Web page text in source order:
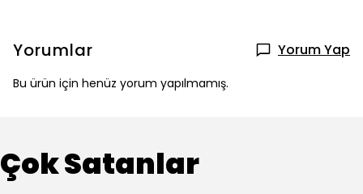
Yorumlar Yorum Yap
Bu ürün için henüz yorum yapılmamış.
Çok Satanlar